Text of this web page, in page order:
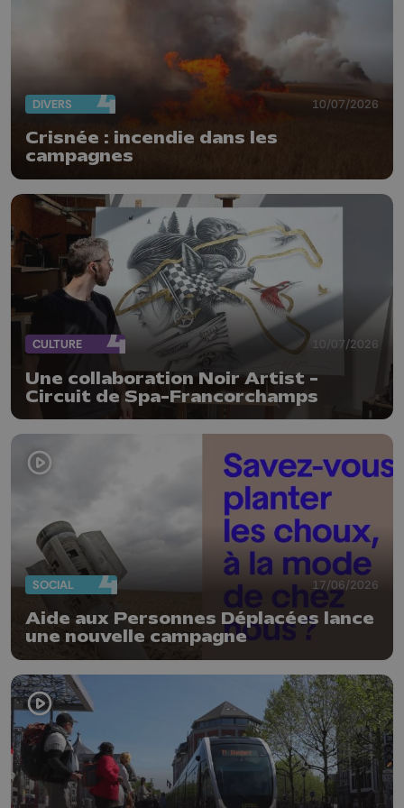
DIVERS 10/07/2026
Crisnée : incendie dans les
campagnes
CULTURE 10/07/2026
Une collaboration Noir Artist -
Circuit de Spa-Francorchamps
SOCIAL 17/06/2026
Aide aux Personnes Déplacées lance
une nouvelle campagne